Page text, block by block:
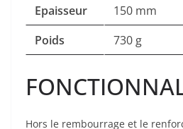
Epaisseur
150 mm
Poids
730 g
Hors le rembourrage et le